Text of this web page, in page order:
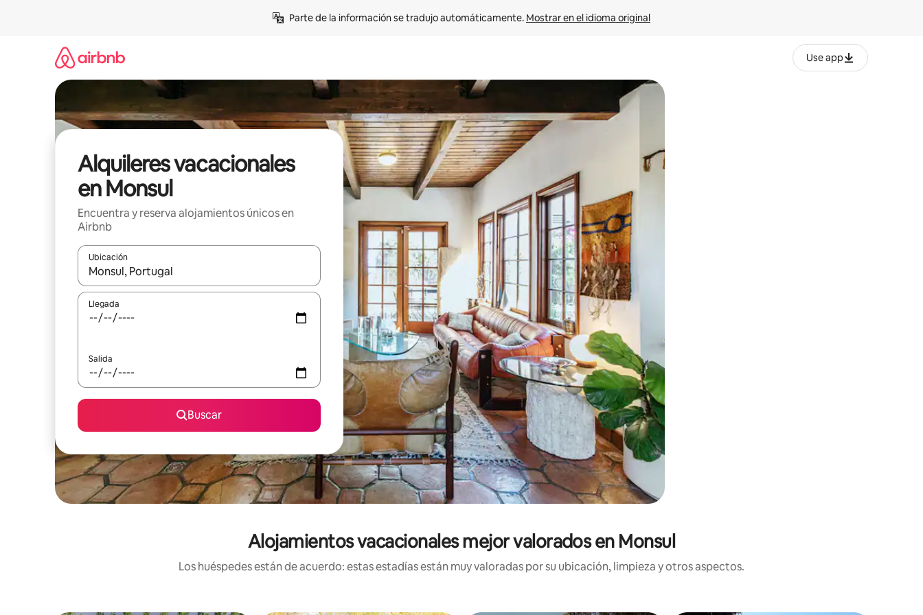
Parte de la información se tradujo automáticamente. Mostrar en el idioma original
Use app
Alquileres vacacionales
en Monsul
Encuentra y reserva alojamientos únicos en
Airbnb
Ubicación
Cuando los resultados estén disponibles, navega con las teclas de flecha hacia arriba y hacia abajo o explora con el tacto o desliza el dedo.
Llegada
Salida
Buscar
Alojamientos vacacionales mejor valorados en Monsul
Los huéspedes están de acuerdo: estas estadías están muy valoradas por su ubicación, limpieza y otros aspectos.